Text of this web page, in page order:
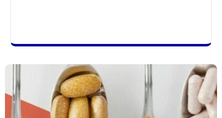
les
et
cancer
de
la
prostate